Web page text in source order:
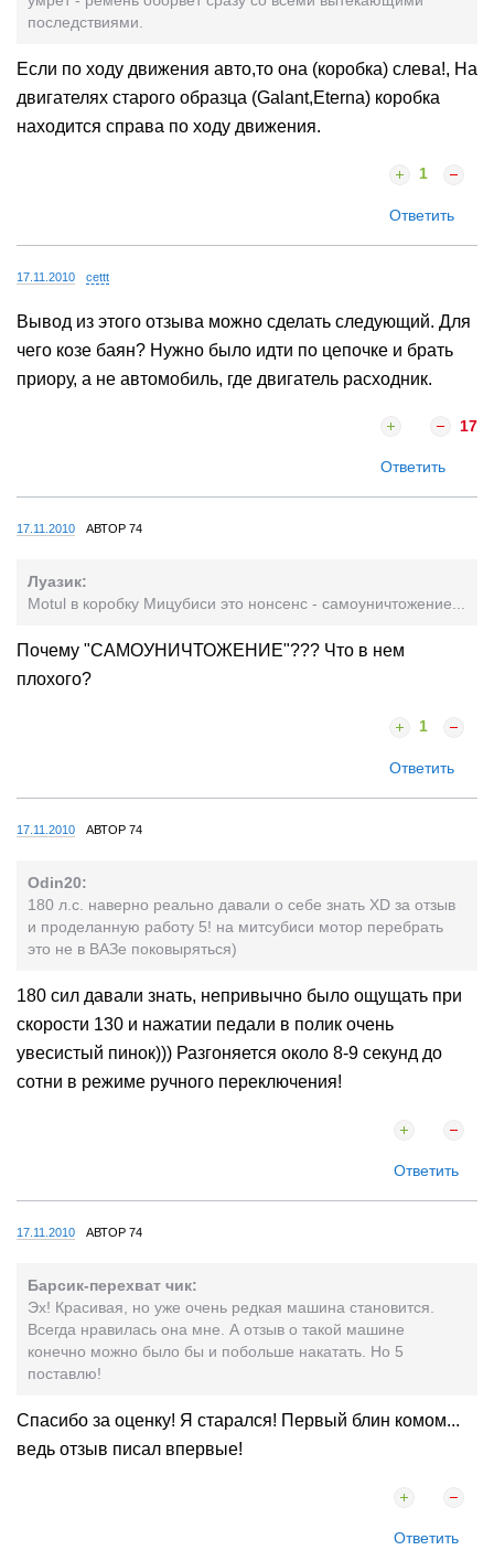
последствиями.
Если по ходу движения авто,то она (коробка) слева!, На
двигателях старого образца (Galant,Eterna) коробка
находится справа по ходу движения.
1
Ответить
17.11.2010 cettt
Вывод из этого отзыва можно сделать следующий. Для
чего козе баян? Нужно было идти по цепочке и брать
приору, а не автомобиль, где двигатель расходник.
17
Ответить
17.11.2010 АВТОР 74
Луазик:
Motul в коробку Мицубиси это нонсенс - самоуничтожение...
Почему "САМОУНИЧТОЖЕНИЕ"??? Что в нем
плохого?
1
Ответить
17.11.2010 АВТОР 74
Odin20:
180 л.с. наверно реально давали о себе знать XD за отзыв
и проделанную работу 5! на митсубиси мотор перебрать
это не в ВАЗе поковыряться)
180 сил давали знать, непривычно было ощущать при
скорости 130 и нажатии педали в полик очень
увесистый пинок))) Разгоняется около 8-9 секунд до
сотни в режиме ручного переключения!
Ответить
17.11.2010 АВТОР 74
Барсик-перехват чик:
Эх! Красивая, но уже очень редкая машина становится.
Всегда нравилась она мне. А отзыв о такой машине
конечно можно было бы и побольше накатать. Но 5
поставлю!
Спасибо за оценку! Я старался! Первый блин комом...
ведь отзыв писал впервые!
Ответить